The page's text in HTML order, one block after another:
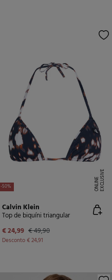
-50% E
X
C
L
U
SI
V
E
O
N
LI
N
E
Calvin Klein
Top de biquíni triangular
€ 24,99 € 49,90
Desconto€ 24,91